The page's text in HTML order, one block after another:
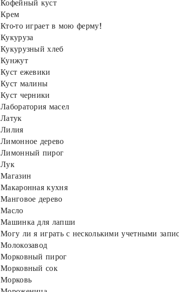
Кофейный куст
Крем
Кто-то играет в мою ферму!
Кукуруза
Кукурузный хлеб
Кунжут
Куст ежевики
Куст малины
Куст черники
Лаборатория масел
Латук
Лилия
Лимонное дерево
Лимонный пирог
Лук
Магазин
Макаронная кухня
Манговое дерево
Масло
Машинка для лапши
Могу ли я играть с несколькими учетными
Молокозавод
Морковный пирог
Морковный сок
Морковь